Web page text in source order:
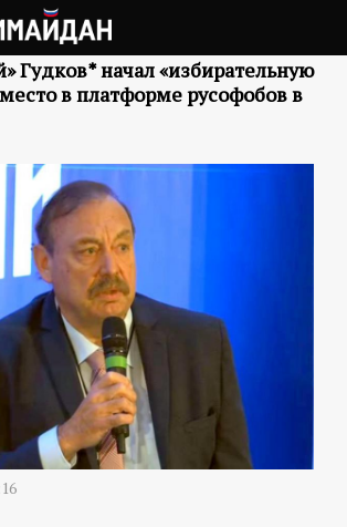
Гудков* начал «избирательную
в платформе русофобов в